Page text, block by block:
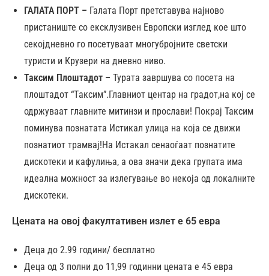
ГАЛАТА ПОРТ – Галата Порт претставува најново
пристаниште со ексклузивен Европски изглед кое што
секојдневно го посетуваат многубројните светски
туристи и Крузери на дневно ниво.
Таксим Плоштадот – Турата завршува со посета на
плоштадот “Tаксим”.Главниот центар на градот,на кој се
одржуваат главните митинзи и прослави! Покрај Таксим
поминува познатата Истикал улица на која се движи
познатиот трамвај!На Истакал сенаоѓаат познатите
дискотеки и кафулиња, а ова значи дека групата има
идеална можност за излегување во некоја од локалните
дискотеки.
Цената на овој факултативен излет е 65 евра
Деца до 2.99 години/ бесплатно
Деца од 3 полни до 11,99 годинни цената е 45 евра